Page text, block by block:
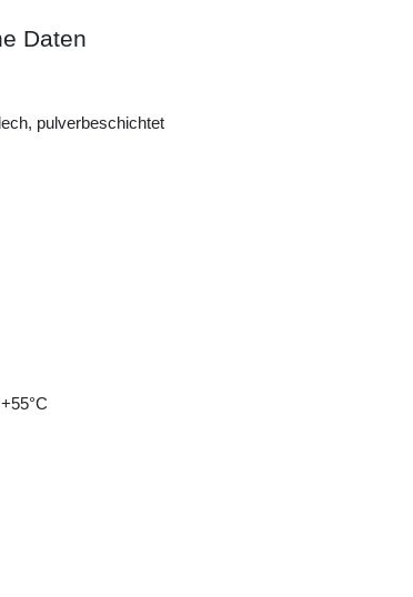
Daten
pulverbeschichtet